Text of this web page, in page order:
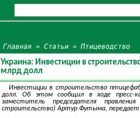
Главная »Статьи »Птицеводство
Украина: Инвестиции в
млрд долл
Инвестиции в строительство
долл. Об этом сообщил в ходе пресс-
заместитель председателя
строительство) Артур Футыма, передает